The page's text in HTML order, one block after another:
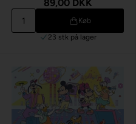
89,00 DKK
Køb
23 stk på lager